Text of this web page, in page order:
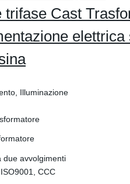
trifase Cast
elettrica
Illuminazione
due avvolgimenti
CCC